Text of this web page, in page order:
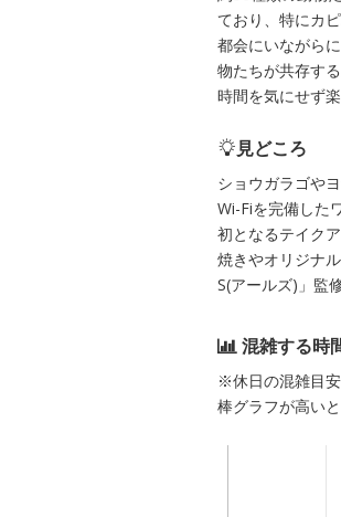
ており、特にカ
都会にいながら
物たちが共存す
時間を気にせず
見どころ
ショウガラゴや
Wi-Fiを完備した
初となるテイク
焼きやオリジナ
S(アールズ)」監
混雑する時
※休日の混雑目安
棒グラフが高い